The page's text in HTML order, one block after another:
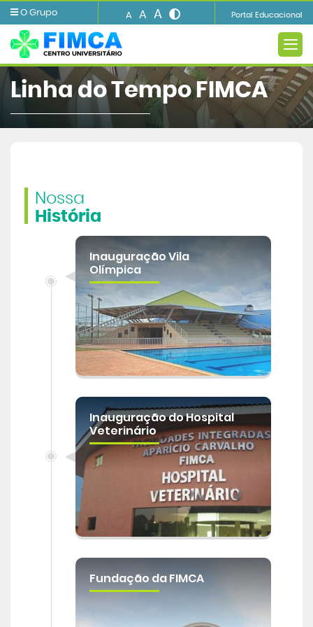
O Grupo A A A Portal Educacional
Pós e Extensão
EAD
Clínicas de Atendimento
Informações e Serviços
Imprensa
Central de Atendimento
Linha doTempo FIMCA
Nossa
História
Inauguração Vila
Olímpica
Inauguração do Hospital
Veterinário
Fundação da FIMCA